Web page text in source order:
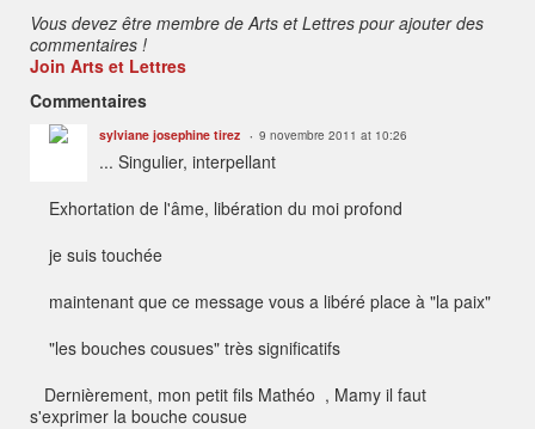
Vous devez être membre de Arts et Lettres pour ajouter des
commentaires !
Join Arts et Lettres
Commentaires
sylviane josephine tirez 9 novembre 2011 at 10:26
... Singulier, interpellant
Exhortation de l'âme, libération du moi profond
je suis touchée
maintenant que ce message vous a libéré place à "la paix"
"les bouches cousues" très significatifs
Dernièrement, mon petit fils Mathéo , Mamy il faut
s'exprimer la bouche cousue